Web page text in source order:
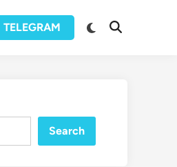
TELEGRAM
Switch
Open
Search